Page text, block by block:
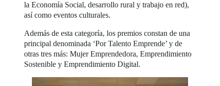
la Economía Social, desarrollo rural y trabajo en red),
así como eventos culturales.
Además de esta categoría, los premios constan de una
principal denominada ‘Por Talento Emprende’ y de
otras tres más: Mujer Emprendedora, Emprendimiento
Sostenible y Emprendimiento Digital.